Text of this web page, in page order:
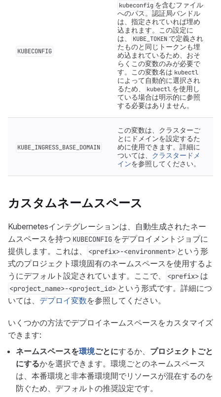
KUBECONFIG
kubeconfig を含むファイル
へのパス。認証局バンドル
は、指定されていれば埋め
込まれます。この設定に
は、
KUBE_TOKEN で定義され
たものと同じトークンも埋
め込まれているため、おそ
らくこの変数のみが必要で
す。この変数名は kubectl
によって自動的に選択され
るため、
kubectl を使用し
ている場合は明示的に参照
する必要はありません。
KUBE_INGRESS_BASE_DOMAIN
この変数は、クラスターご
とにドメインを設定するた
めに使用できます。詳細に
ついては、 クラスタードメ
インを参照してください。
カスタムネームスペース
Kubernetesインテグレーションは、自動生成されたネー
ムスペースを持つ KUBECONFIG をデプロイメントジョブに
提供します。これは、
<prefix>-<environment> という形
式のプロジェクト環境固有のネームスペースを使用するよ
うにデフォルト設定されています。ここで、
<prefix> は
<project_name>-<project_id> という形式です。詳細につ
いては、 デプロイ変数を参照してください。
いくつかの方法でデプロイネームスペースをカスタマイズ
できます:
ネームスペースを環境ごとにするか、 プロジェクトごと
にするかを選択できます。環境ごとのネームスペース
は、本番環境と非本番環境間でリソースが混在するのを
防ぐため、デフォルトの推奨設定です。